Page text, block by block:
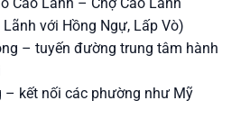
với Hồng Ngự, Lấp Vò)
– tuyến đường trung tâm hành
kết nối các phường như Mỹ